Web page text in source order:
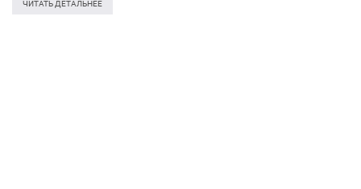
сообщает пресс-служба Службы безопасности Украины.
ЧИТАТЬ ДЕТАЛЬНЕЕ